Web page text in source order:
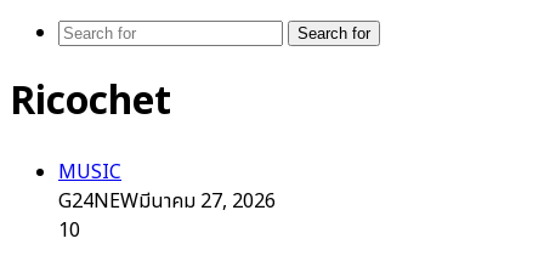
Search for
Ricochet
MUSIC
G24NEWมีนาคม 27, 2026
10